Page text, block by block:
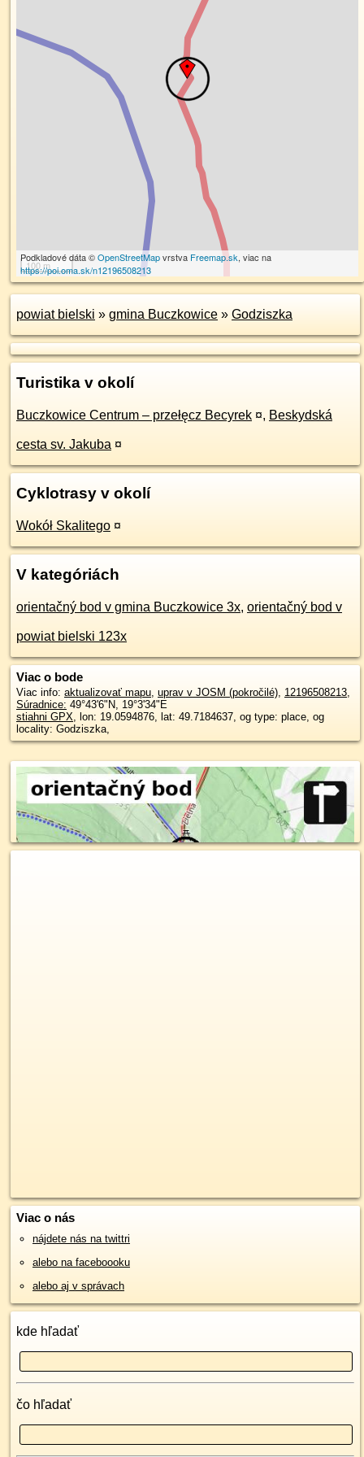
100 m
Podkladové dáta ©OpenStreetMapvrstva Freemap.sk, viac na
https://poi.oma.sk/n12196508213
powiat bielski » gmina Buczkowice » Godziszka
Turistika v okolí
Buczkowice Centrum – przełęcz Becyrek ¤, Beskydská
cesta sv. Jakuba ¤
Cyklotrasy v okolí
Wokół Skalitego ¤
V kategóriách
orientačný bod v gmina Buczkowice 3x, orientačný bod v
powiat bielski 123x
Viac o bode
Viac info: aktualizovať mapu, uprav v JOSM (pokročilé), 12196508213,
Súradnice: 49°43'6"N, 19°3'34"E
stiahni GPX, lon: 19.0594876, lat: 49.7184637, og type: place, og
locality: Godziszka,
Viac o nás
nájdete nás na twittri
alebo na faceboooku
alebo aj v správach
kde hľadať
čo hľadať